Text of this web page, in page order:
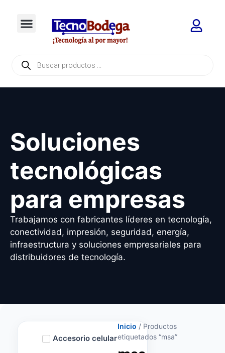
Soluciones
tecnológicas
para empresas
Trabajamos con fabricantes líderes en tecnología,
conectividad, impresión, seguridad, energía,
infraestructura y soluciones empresariales para
distribuidores de tecnología.
Accesorio celular
Inicio / Productos
etiquetados “msa”